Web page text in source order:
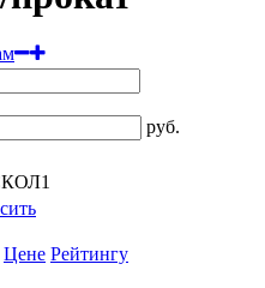
руб.
1
Цене Рейтингу